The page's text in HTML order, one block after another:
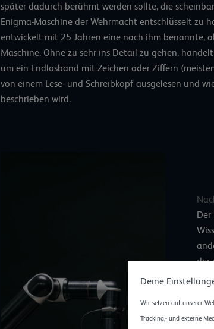
später dadurch berühmt werden sollte, die
Enigma-Maschine der Wehrmacht entschlüsselt zu
entwickelt mit 25 Jahren eine nach ihm benannte,
Maschine. Ohne zu sehr ins Detail zu gehen,
um ein Endlosband mit Zeichen oder Ziffern
von einem Lese- und Schreibkopf ausgelesen und
beschrieben wird.
Der
der
Die
Deine
Wir setzen auf unserer
Tracking,- und externe